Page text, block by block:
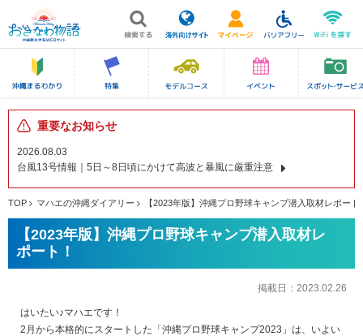
重要なお知らせ
2026.08.03
台風13号情報｜5日～8日頃にかけて高波と暴風に厳重注意
TOP マハエの沖縄ダイアリー 【2023年版】沖縄プロ野球キャンプ潜入取材レポート
【2023年版】沖縄プロ野球キャンプ潜入取材レ
ポート！
掲載日： 2023.02.26
はいたい♪マハエです！
2月から本格的にスタートした「沖縄プロ野球キャンプ2023」は、いよい